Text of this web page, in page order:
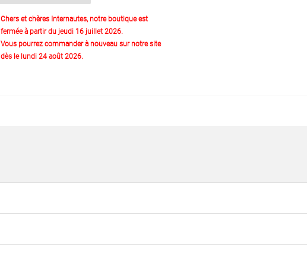
Chers et chères Internautes, notre boutique est
fermée à partir du jeudi 16 juillet 2026.
Vous pourrez commander à nouveau sur notre site
dès le lundi 24 août 2026.